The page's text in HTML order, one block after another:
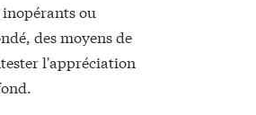
inopérants ou
des moyens de
l'appréciation